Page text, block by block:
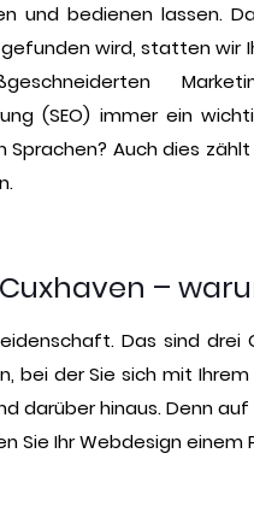
und bedienen lassen.
wird, statten wir
(SEO) immer ein
Sprachen? Auch dies
–
Das sind
bei der Sie sich mit
darüber hinaus. Denn
Sie Ihr Webdesign